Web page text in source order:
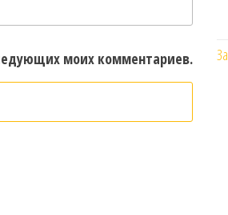
моих комментариев.